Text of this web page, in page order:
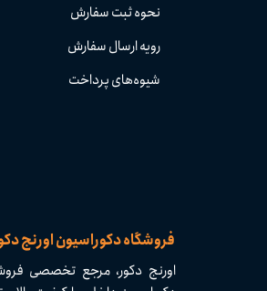
​​فروشگاه دکوراسیون اورنج
نحوه ثبت سفارش
رویه ارسال سفارش
شیوه‌های پرداخت
اورنج دکور، مرجع تخصصی